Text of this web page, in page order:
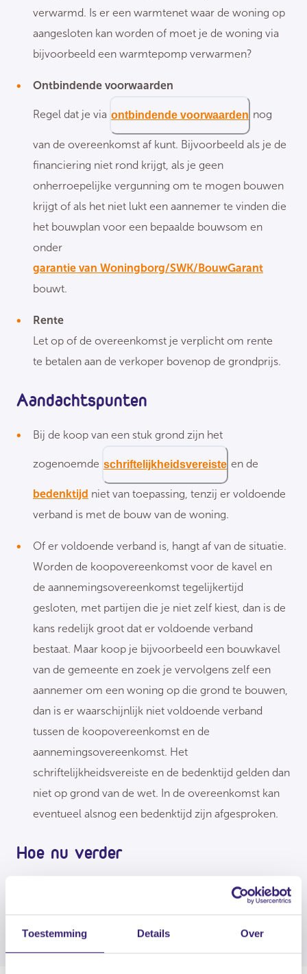
Toestemming Details Over
verwarmd. Is er een warmtenet waar de woning op
aangesloten kan worden of moet je de woning via
bijvoorbeeld een warmtepomp verwarmen?
Ontbindende voorwaarden
Regel dat je via ontbindende voorwaarden nog
van de overeenkomst af kunt. Bijvoorbeeld als je de
financiering niet rond krijgt, als je geen
onherroepelijke vergunning om te mogen bouwen
krijgt of als het niet lukt een aannemer te vinden die
het bouwplan voor een bepaalde bouwsom en
onder
garantie van Woningborg/SWK/BouwGarant
bouwt.
Rente
Let op of de overeenkomst je verplicht om rente
te betalen aan de verkoper bovenop de grondprijs.
Aandachtspunten
Bij de koop van een stuk grond zijn het
zogenoemde schriftelijkheidsvereiste en de
bedenktijd niet van toepassing, tenzij er voldoende
verband is met de bouw van de woning.
Of er voldoende verband is, hangt af van de situatie.
Worden de koopovereenkomst voor de kavel en
de aannemingsovereenkomst tegelijkertijd
gesloten, met partijen die je niet zelf kiest, dan is de
kans redelijk groot dat er voldoende verband
bestaat. Maar koop je bijvoorbeeld een bouwkavel
van de gemeente en zoek je vervolgens zelf een
aannemer om een woning op die grond te bouwen,
dan is er waarschijnlijk niet voldoende verband
tussen de koopovereenkomst en de
aannemingsovereenkomst. Het
schriftelijkheidsvereiste en de bedenktijd gelden dan
niet op grond van de wet. In de overeenkomst kan
eventueel alsnog een bedenktijd zijn afgesproken.
Hoe nu verder
: laat het contract vóór
ondertekening controleren door één van onze
juristen